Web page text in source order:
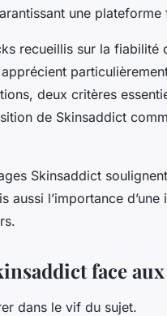
une plateforme
recueillis sur la
deux critères
de Skinsaddict
Skinsaddict
aussi l’importance
face
dans le vif du sujet.